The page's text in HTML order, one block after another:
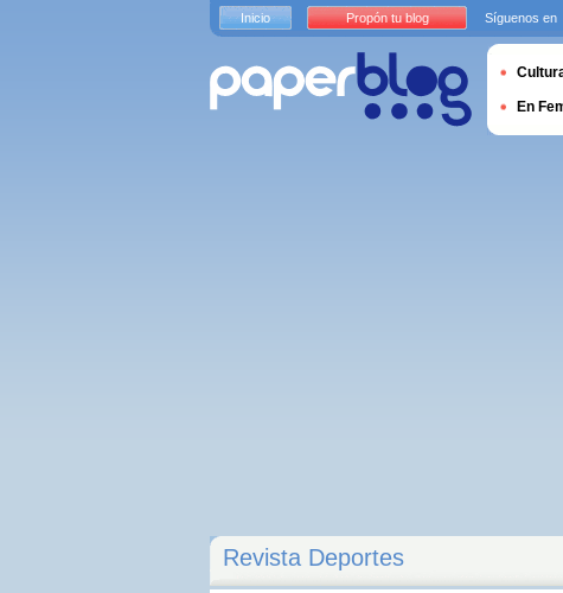
Revista Deportes
Inicio Propón tu blog Síguenos en
En